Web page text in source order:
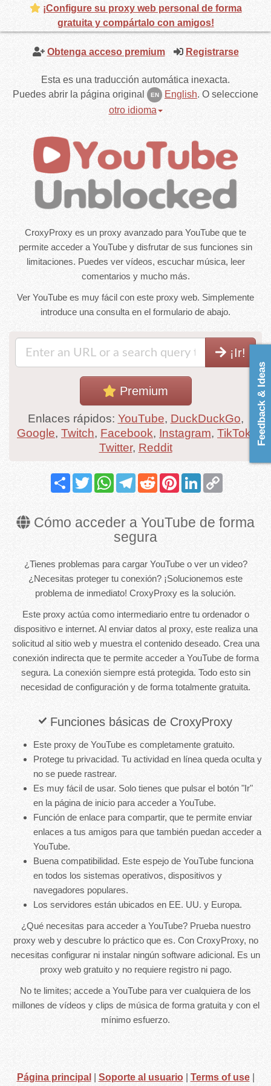
Obtenga acceso premium Registrarse
Esta es una traducción automática inexacta.
Puedes abrir la página original
EN English. O seleccione
otro idioma
CroxyProxy es un proxy avanzado para YouTube que te
permite acceder a YouTube y disfrutar de sus funciones sin
limitaciones. Puedes ver vídeos, escuchar música, leer
comentarios y mucho más.
Ver YouTube es muy fácil con este proxy web. Simplemente
introduce una consulta en el formulario de abajo.
¡Ir!
Premium
Enlaces rápidos: YouTube, DuckDuckGo,
Google, Twitch, Facebook, Instagram, TikTok
Twitter, Reddit
Share TwitterWhatsAppTelegramRedditPinterestLinkedIn
Cómo acceder a YouTube de forma
segura
¿Tienes problemas para cargar YouTube o ver un video?
¿Necesitas proteger tu conexión? ¡Solucionemos este
problema de inmediato! CroxyProxy es la solución.
Este proxy actúa como intermediario entre tu ordenador o
dispositivo e internet. Al enviar datos al proxy, este realiza una
solicitud al sitio web y muestra el contenido deseado. Crea una
conexión indirecta que te permite acceder a YouTube de forma
segura. La conexión siempre está protegida. Todo esto sin
necesidad de configuración y de forma totalmente gratuita.
Funciones básicas de CroxyProxy
Este proxy de YouTube es completamente gratuito.
Protege tu privacidad. Tu actividad en línea queda oculta y
no se puede rastrear.
Es muy fácil de usar. Solo tienes que pulsar el botón "Ir"
en la página de inicio para acceder a YouTube.
Función de enlace para compartir, que te permite enviar
enlaces a tus amigos para que también puedan acceder a
YouTube.
Buena compatibilidad. Este espejo de YouTube funciona
en todos los sistemas operativos, dispositivos y
navegadores populares.
Los servidores están ubicados en EE. UU. y Europa.
¿Qué necesitas para acceder a YouTube? Prueba nuestro
proxy web y descubre lo práctico que es. Con CroxyProxy, no
necesitas configurar ni instalar ningún software adicional. Es un
proxy web gratuito y no requiere registro ni pago.
No te limites; accede a YouTube para ver cualquiera de los
millones de vídeos y clips de música de forma gratuita y con el
mínimo esfuerzo.
Página principal Soporte al usuario| Terms of use|
Feedback & Ideas
¡Configure su proxy web personal de forma
gratuita y compártalo con amigos!